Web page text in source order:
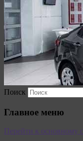
Поиск
Главное меню
Перейти к основному